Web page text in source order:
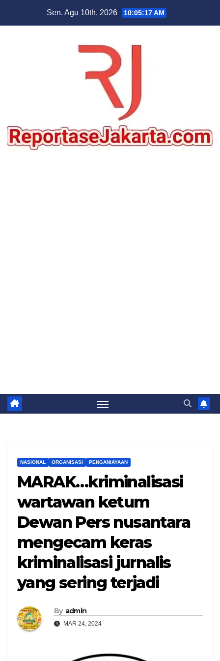
Sen. Agu 10th, 2026 10:05:18 AM
NASIONAL ORGANISASI PENGANIAYAAN
MARAK…kriminalisasi
wartawan ketum
Dewan Pers nusantara
mengecam keras
kriminalisasi jurnalis
yang sering terjadi
By admin
MAR 24, 2024